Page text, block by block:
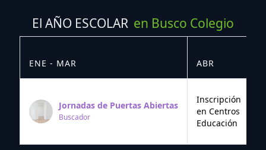
El AÑO ESCOLAR en Busco Colegio
ENE - MAR ABR
Jornadas de Puertas Abiertas
Buscador
Inscripción
en Centros
Educación